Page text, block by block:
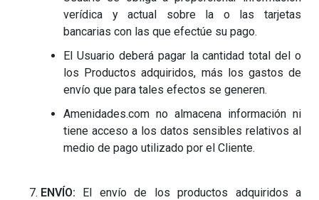
verídica y actual sobre la o las tarjetas
bancarias con las que efectúe su pago.
El Usuario deberá pagar la cantidad total del o
los Productos adquiridos, más los gastos de
envío que para tales efectos se generen.
Amenidades.com no almacena información ni
tiene acceso a los datos sensibles relativos al
medio de pago utilizado por el Cliente.
ENVÍO: El envío de los productos adquiridos a